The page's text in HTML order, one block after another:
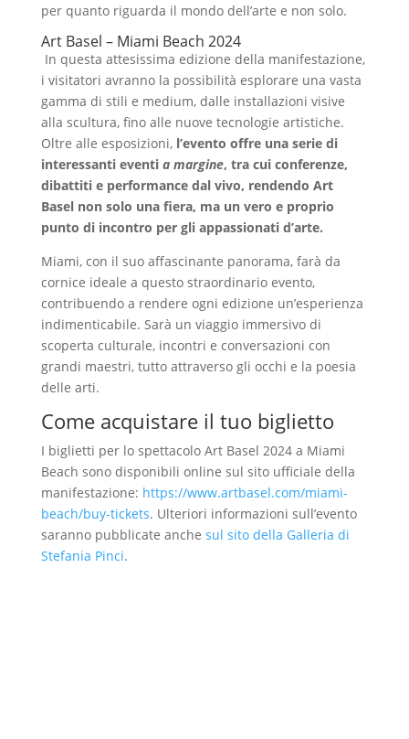
per quanto riguarda il mondo dell’arte e non solo.
Art Basel – Miami Beach 2024
In questa attesissima edizione della manifestazione,
i visitatori avranno la possibilità esplorare una vasta
gamma di stili e medium, dalle installazioni visive
alla scultura, fino alle nuove tecnologie artistiche.
Oltre alle esposizioni, l’evento offre una serie di
interessanti eventia margine, tra cui conferenze,
dibattiti e performance dal vivo, rendendo Art
Basel non solo una fiera, ma un vero e proprio
punto di incontro per gli appassionati d’arte.
Miami, con il suo affascinante panorama, farà da
cornice ideale a questo straordinario evento,
contribuendo a rendere ogni edizione un’esperienza
indimenticabile. Sarà un viaggio immersivo di
scoperta culturale, incontri e conversazioni con
grandi maestri, tutto attraverso gli occhi e la poesia
delle arti.
Come acquistare il tuo biglietto
I biglietti per lo spettacolo Art Basel 2024 a Miami
Beach sono disponibili online sul sito ufficiale della
manifestazione: https://www.artbasel.com/miami-
beach/buy-tickets. Ulteriori informazioni sull’evento
saranno pubblicate anche sul sito della Galleria di
Stefania Pinci.